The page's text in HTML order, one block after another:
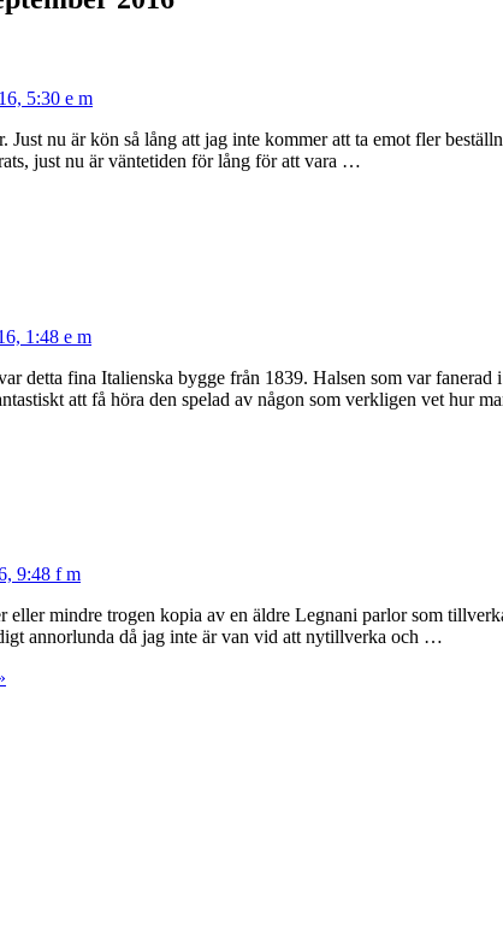
5:30 e m
nu är kön så lång att jag inte kommer att ta emot fler
just nu är väntetiden för lång för att vara …
1:48 e m
detta fina Italienska bygge från 1839. Halsen som var
att få höra den spelad av någon som verkligen vet hur
9:48 f m
eller mindre trogen kopia av en äldre Legnani parlor som
annorlunda då jag inte är van vid att nytillverka och …